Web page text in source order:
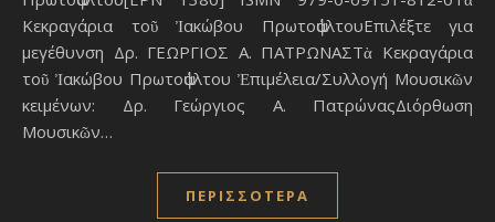
Κεκραγάρια τοῦ Ἰακώβου ΠρωτοѱάλτουΕπιλέξτε για
μεγέθυνση Δρ. ΓΕΩΡΓΙΟΣ Α. ΠΑΤΡΩΝΑΣΤὰ Κεκραγάρια
τοῦ Ἰακώβου Πρωτοѱάλτου Ἐπιμέλεια/Συλλογή Μουσικῶν
κειμένων: Δρ. Γεώργιος Α. ΠατρώναςΔιόρθωση
Μουσικῶν…
ΠΕΡΙΣΣΌΤΕΡΑ